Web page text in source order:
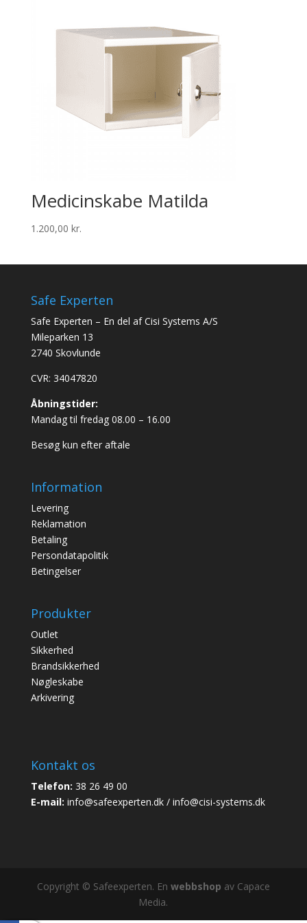
Medicinskabe Matilda
1.200,00 kr.
Safe Experten
Safe Experten – En del af Cisi Systems A/S
Mileparken 13
2740 Skovlunde
CVR: 34047820
Åbningstider:
Mandag til fredag 08.00 – 16.00
Besøg kun efter aftale
Information
Levering
Reklamation
Betaling
Persondatapolitik
Betingelser
Produkter
Outlet
Sikkerhed
Brandsikkerhed
Nøgleskabe
Arkivering
Kontakt os
Telefon: 38 26 49 00
E-mail: info@safeexperten.dk / info@cisi-systems.dk
Copyright © Safeexperten. En webbshop av Capace
Media.